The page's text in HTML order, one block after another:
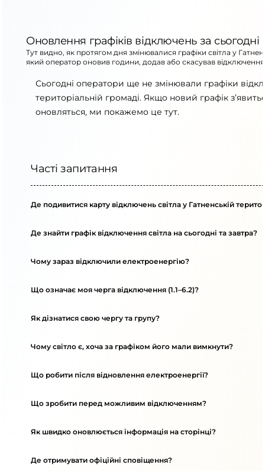
Оновлення графіків відключень за сьогодні
Тут видно, як протягом дня змінювалися графіки світла у
який оператор оновив години, додав або скасував
Сьогодні оператори ще не змінювали графіки
територіальній громаді. Якщо новий графік
оновляться, ми покажемо це тут.
Часті запитання
Де подивитися карту відключень світла у Гатненській
Де знайти графік відключення світла на сьогодні та завтра?
Чому зараз відключили електроенергію?
Що означає моя черга відключення (1.1–6.2)?
Як дізнатися свою чергу та групу?
Чому світло є, хоча за графіком його мали вимкнути?
Що робити після відновлення електроенергії?
Що зробити перед можливим відключенням?
Як швидко оновлюється інформація на сторінці?
Де отримувати офіційні сповіщення?